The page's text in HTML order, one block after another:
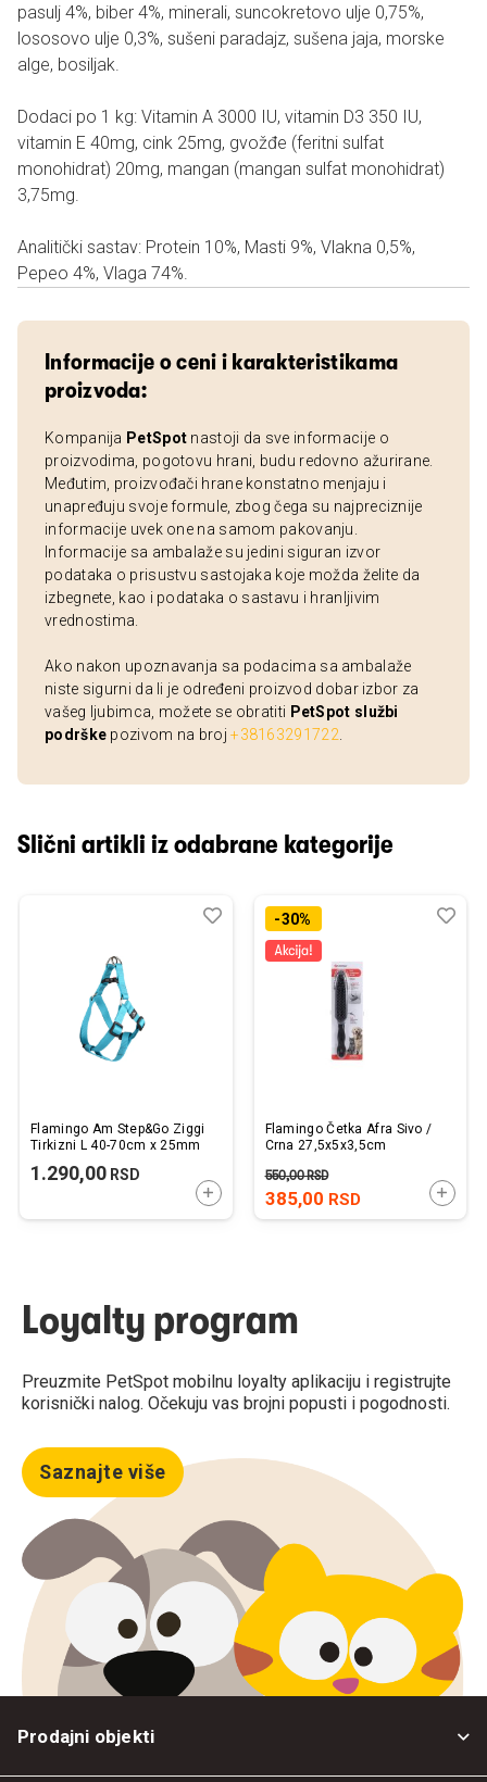
pasulj 4%, biber 4%, minerali, suncokretovo ulje 0,75%,
lososovo ulje 0,3%, sušeni paradajz, sušena jaja, morske
alge, bosiljak.
Dodaci po 1 kg: Vitamin A 3000 IU, vitamin D3 350 IU,
vitamin E 40mg, cink 25mg, gvožđe (feritni sulfat
monohidrat) 20mg, mangan (mangan sulfat monohidrat)
3,75mg.
Analitički sastav: Protein 10%, Masti 9%, Vlakna 0,5%,
Pepeo 4%, Vlaga 74%.
Informacije o ceni i karakteristikama
proizvoda:
Kompanija PetSpot nastoji da sve informacije o
proizvodima, pogotovu hrani, budu redovno ažurirane.
Međutim, proizvođači hrane konstatno menjaju i
unapređuju svoje formule, zbog čega su najpreciznije
informacije uvek one na samom pakovanju.
Informacije sa ambalaže su jedini siguran izvor
podataka o prisustvu sastojaka koje možda želite da
izbegnete, kao i podataka o sastavu i hranljivim
vrednostima.
Ako nakon upoznavanja sa podacima sa ambalaže
niste sigurni da li je određeni proizvod dobar izbor za
vašeg ljubimca, možete se obratiti PetSpot službi
podrške pozivom na broj+38163291722
Slični artikli iz odabrane kategorije
Flamingo Am Step&Go Ziggi
Tirkizni L 40-70cm x 25mm
1.290,00 RSD
DODAJTE U KORPU
Dodaj
Uporedi-30%
Flamingo Četka Afra Sivo /
Crna 27,5x5x3,5cm
385,00 RSD
550,00RSD
Loyalty program
Preuzmite PetSpot mobilnu loyalty aplikaciju i registrujte
korisnički nalog. Očekuju vas brojni popusti i pogodnosti.
Saznajte više
Prodajni objekti